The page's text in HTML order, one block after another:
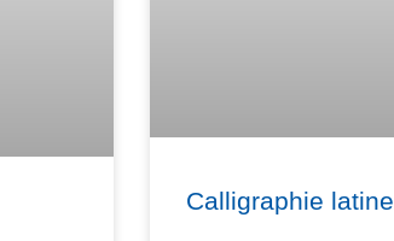
Calligraphie latine